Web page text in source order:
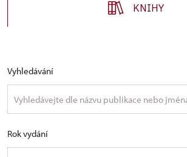
KNIHY
Vyhledávání
Rok vydání